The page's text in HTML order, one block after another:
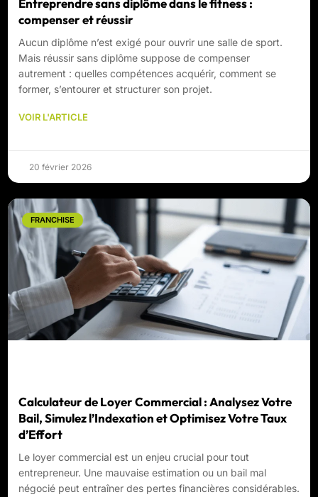
Entreprendre sans diplôme dans le fitness :
compenser et réussir
Aucun diplôme n’est exigé pour ouvrir une salle de sport.
Mais réussir sans diplôme suppose de compenser
autrement : quelles compétences acquérir, comment se
former, s’entourer et structurer son projet.
VOIR L'ARTICLE
20 février 2026
FRANCHISE
Calculateur de Loyer Commercial : Analysez Votre
Bail, Simulez l’Indexation et Optimisez Votre Taux
d’Effort
Le loyer commercial est un enjeu crucial pour tout
entrepreneur. Une mauvaise estimation ou un bail mal
négocié peut entraîner des pertes financières considérables.